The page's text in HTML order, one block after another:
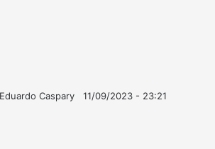
Eduardo Caspary
11/09/2023 - 23:21